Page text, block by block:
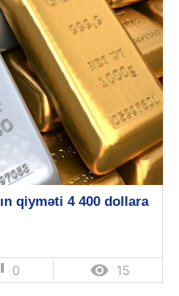
qiyməti 4 400 dollara
0  15